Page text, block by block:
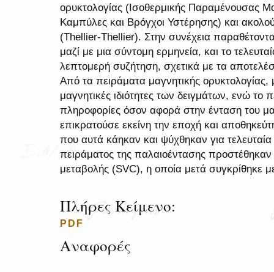
ορυκτολογίας (Ισοθερμικής Παραμένουσας
Καμπύλες και Βρόγχοι Υστέρησης) και
(Thellier-Thellier). Στην συνέχεια
μαζί με μια σύντομη ερμηνεία, και το
λεπτομερή συζήτηση, σχετικά με τα
Από τα πειράματα μαγνητικής
μαγνητικές ιδιότητες των δειγμάτων, ενώ το
πληροφορίες όσον αφορά στην ένταση του
επικρατούσε εκείνη την εποχή και
που αυτά κάηκαν και ψύχθηκαν για
πειράματος της παλαιοέντασης
μεταβολής (SVC), η οποία μετά συγκρίθηκε
Πλήρες Κείμενο:
PDF
Αναφορές